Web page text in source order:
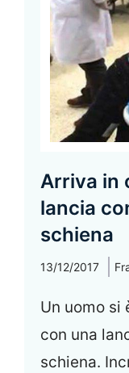
Arriva in
lancia
schiena
13/12/2017
Un uomo si
con una
schiena.